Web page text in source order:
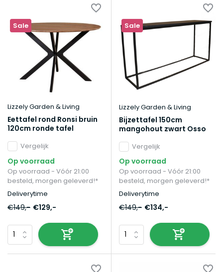
Sale
Lizzely Garden & Living
Eettafel rond Ronsi bruin
120cm ronde tafel
Vergelijk
Op voorraad
Op voorraad - Vóór 21:00
besteld, morgen geleverd!*
Deliverytime
€149,- €129,-
Sale
Lizzely Garden & Living
Bijzettafel 150cm
mangohout zwart Osso
Vergelijk
Op voorraad
Op voorraad - Vóór 21:00
besteld, morgen geleverd!*
Deliverytime
€149,- €134,-